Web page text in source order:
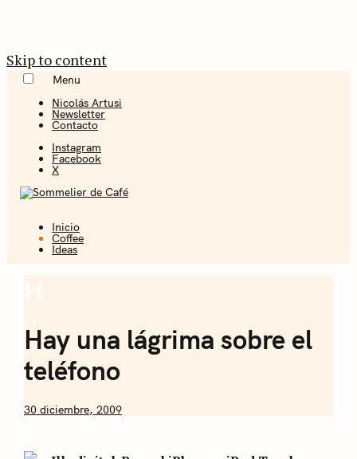
Skip to content
Menu
Nicolás Artusi
Newsletter
Contacto
Instagram
Facebook
X
Café
Coffee + Ideas
Inicio
Coffee
Ideas
Hay una lágrima sobre el
teléfono
by
30 diciembre, 2009